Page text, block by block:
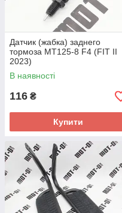
Датчик (жабка) заднего
тормоза МТ125-8 F4 (FIT II
2023)
В наявності
116 ₴
Купити